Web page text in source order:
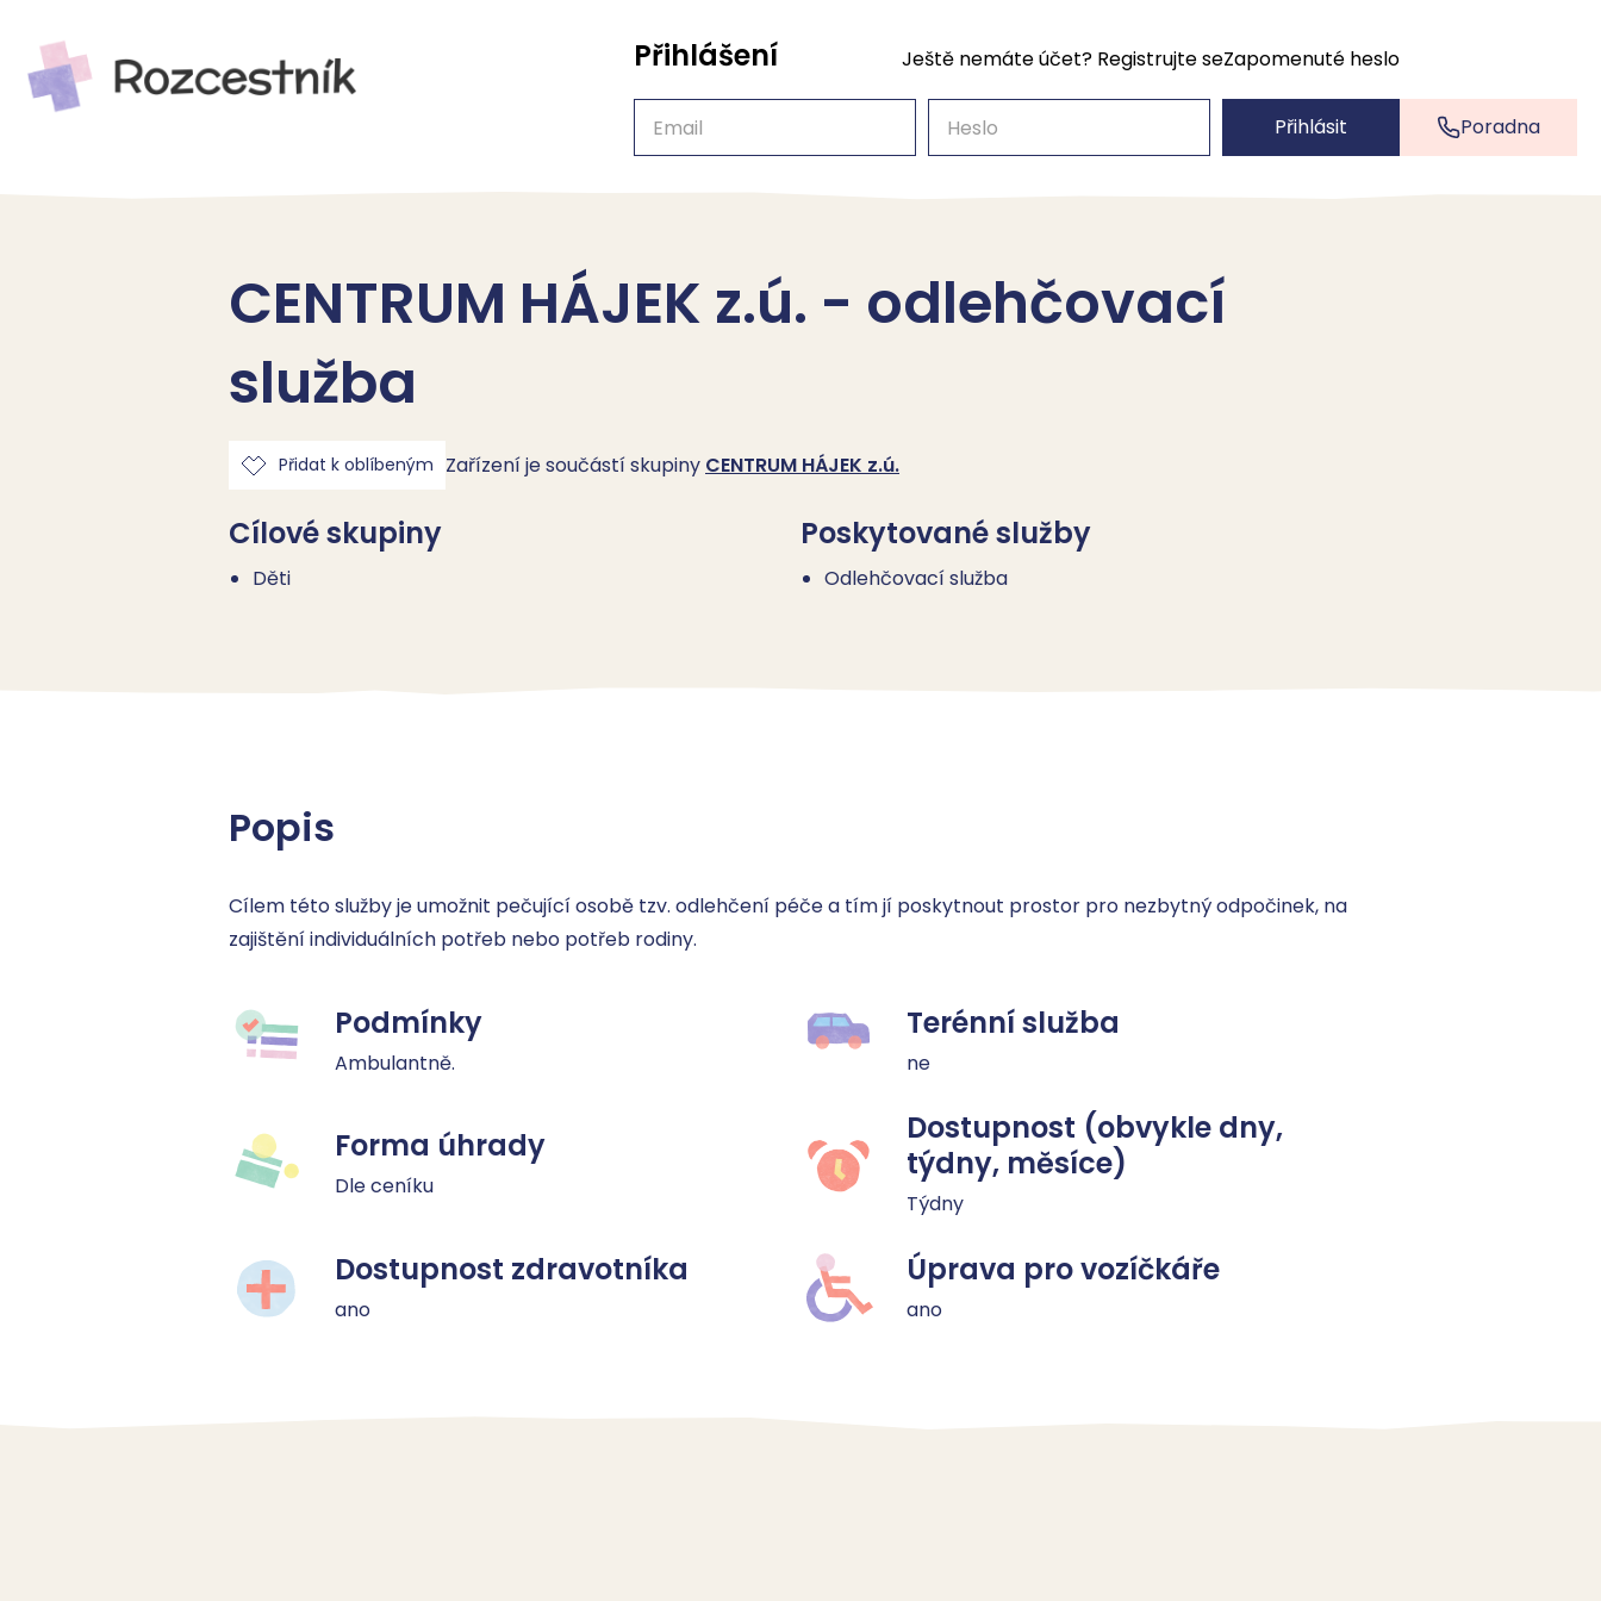
Poradna
Přihlášení Ještě nemáte účet? Registrujte seZapomenuté heslo
Přihlásit
CENTRUM HÁJEK z.ú. - odlehčovací
služba
Přidat k oblíbeným Zařízení je součástí skupiny CENTRUM HÁJEK z.ú.
Cílové skupiny
Děti
Poskytované služby
Odlehčovací služba
Popis
Cílem této služby je umožnit pečující osobě tzv. odlehčení péče a tím jí poskytnout prostor pro nezbytný odpočinek, na
zajištění individuálních potřeb nebo potřeb rodiny.
Podmínky
Ambulantně.
Terénní služba
ne
Forma úhrady
Dle ceníku
Dostupnost (obvykle dny,
týdny, měsíce)
Týdny
Dostupnost zdravotníka
ano
Úprava pro vozíčkáře
ano